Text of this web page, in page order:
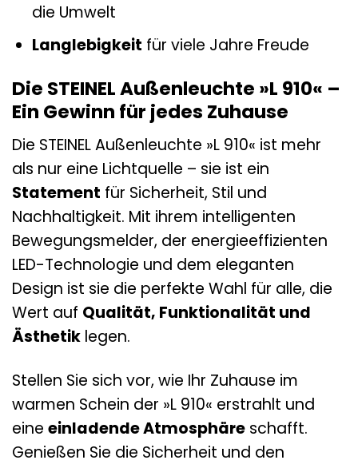
die Umwelt
Langlebigkeit für viele Jahre Freude
Die STEINEL Außenleuchte »L 910« –
Ein Gewinn für jedes Zuhause
Die STEINEL Außenleuchte »L 910« ist mehr
als nur eine Lichtquelle – sie ist ein
Statement für Sicherheit, Stil und
Nachhaltigkeit. Mit ihrem intelligenten
Bewegungsmelder, der energieeffizienten
LED-Technologie und dem eleganten
Design ist sie die perfekte Wahl für alle, die
Wert auf Qualität, Funktionalität und
Ästhetik legen.
Stellen Sie sich vor, wie Ihr Zuhause im
warmen Schein der »L 910« erstrahlt und
eine einladende Atmosphäre schafft.
Genießen Sie die Sicherheit und den